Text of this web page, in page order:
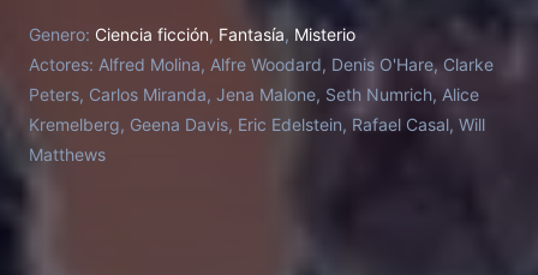
Genero: Ciencia ficción, Fantasía, Misterio
Actores: Alfred Molina, Alfre Woodard, Denis O'Hare, Clarke
Peters, Carlos Miranda, Jena Malone, Seth Numrich, Alice
Kremelberg, Geena Davis, Eric Edelstein, Rafael Casal, Will
Matthews